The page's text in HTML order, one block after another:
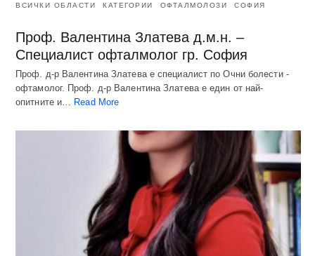
ВСИЧКИ ОБЛАСТИ КАТЕГОРИИ ОФТАЛМОЛОЗИ СОФИЯ
Проф. Валентина Златева д.м.н. –
Специалист офталмолог гр. София
Проф. д-р Валентина Златева е специалист по Очни болести -
офтамолог. Проф. д-р Валентина Златева е един от най-
опитните и… Read More